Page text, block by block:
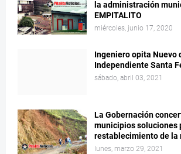
la administración
EMPITALITO
miércoles, junio 17, 2020
Ingeniero opita Nuevo
Independiente Santa
sábado, abril 03, 2021
La Gobernación
municipios soluciones
restablecimiento de la
lunes, marzo 29, 2021